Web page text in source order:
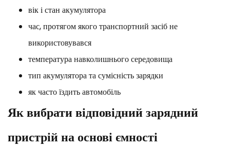
вік і стан акумулятора
час, протягом якого транспортний засіб не
використовувався
температура навколишнього середовища
тип акумулятора та сумісність зарядки
як часто їздить автомобіль
Як вибрати відповідний зарядний
пристрій на основі ємності